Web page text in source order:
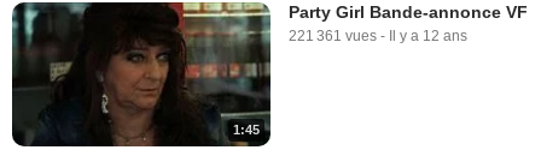
1:45
Party Girl Bande-annonce VF
221 361 vues - Il y a 12 ans